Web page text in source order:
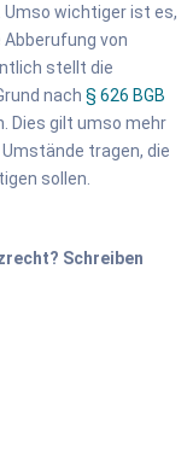
wichtiger ist es,
von
stellt die
nach § 626 BGB
Dies gilt umso mehr
tragen, die
sollen.
Schreiben